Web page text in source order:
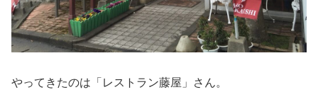
やってきたのは「レストラン藤屋」さん。